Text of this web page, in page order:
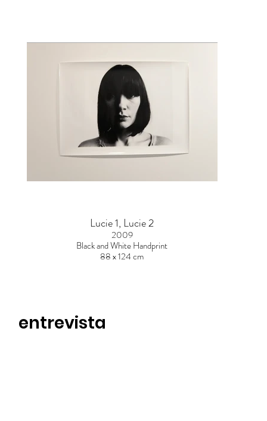
entrevista
Lucie 1, Lucie 2
2009
Black and White Handprint
88 x 124 cm